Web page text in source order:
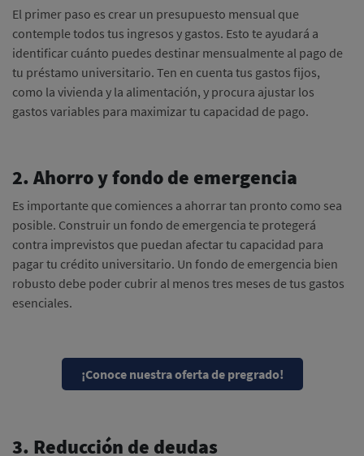
El primer paso es crear un presupuesto mensual que
contemple todos tus ingresos y gastos. Esto te ayudará a
identificar cuánto puedes destinar mensualmente al pago de
tu préstamo universitario. Ten en cuenta tus gastos fijos,
como la vivienda y la alimentación, y procura ajustar los
gastos variables para maximizar tu capacidad de pago.
2. Ahorro y fondo de emergencia
Es importante que comiences a ahorrar tan pronto como sea
posible. Construir un fondo de emergencia te protegerá
contra imprevistos que puedan afectar tu capacidad para
pagar tu crédito universitario. Un fondo de emergencia bien
robusto debe poder cubrir al menos tres meses de tus gastos
esenciales.
¡Conoce nuestra oferta de pregrado!
3. Reducción de deudas